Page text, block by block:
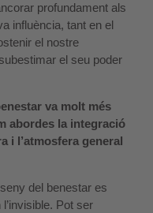
profundament als
influència, tant en el
el nostre
el seu poder
va molt més
abordes la integració
i l’atmosfera general
del benestar es
Pot ser